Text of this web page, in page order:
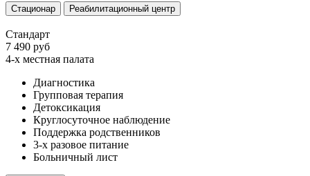
Стационар Реабилитационный центр
Стандарт
7 490 руб
4-х местная палата
Диагностика
Групповая терапия
Детоксикация
Круглосуточное наблюдение
Поддержка родственников
3-х разовое питание
Больничный лист